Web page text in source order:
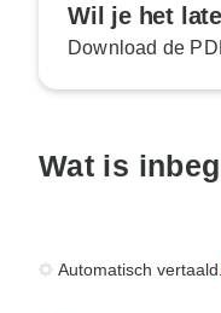
Wil je het
Download de
Wat is
Automatisch vertaald.